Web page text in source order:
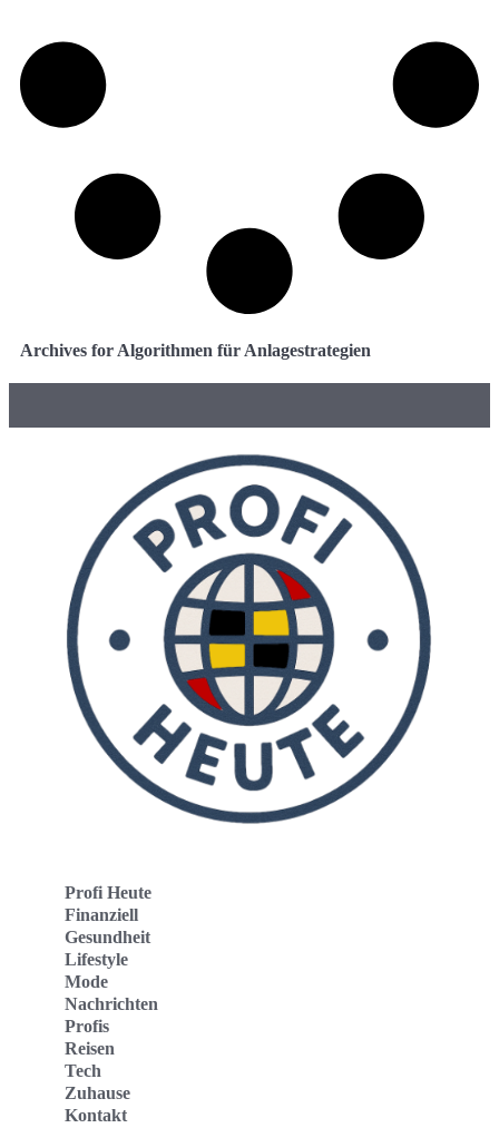
Archives for Algorithmen für Anlagestrategien
Profi Heute
Finanziell
Gesundheit
Lifestyle
Mode
Nachrichten
Profis
Reisen
Tech
Zuhause
Kontakt